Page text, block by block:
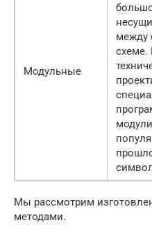
Модульные
между
схеме.
Мы рассмотрим
методами.